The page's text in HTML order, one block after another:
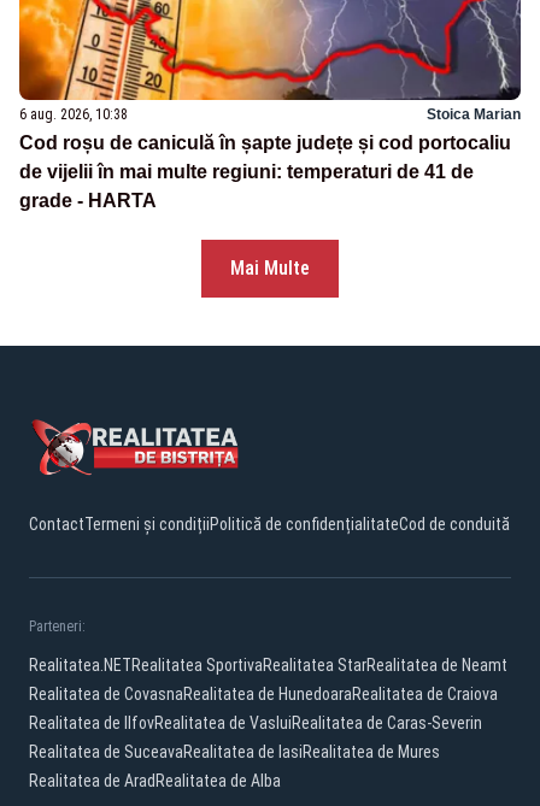
6 aug. 2026, 10:38 Stoica Marian
Cod roșu de caniculă în șapte județe și cod portocaliu
de vijelii în mai multe regiuni: temperaturi de 41 de
grade - HARTA
Mai Multe
ContactTermeni și condițiiPolitică de confidențialitateCod de conduită
Parteneri:
Realitatea.NETRealitatea SportivaRealitatea StarRealitatea de Neamt
Realitatea de CovasnaRealitatea de HunedoaraRealitatea de Craiova
Realitatea de IlfovRealitatea de VasluiRealitatea de Caras-Severin
Realitatea de SuceavaRealitatea de IasiRealitatea de Mures
Realitatea de Arad Realitatea de Alba